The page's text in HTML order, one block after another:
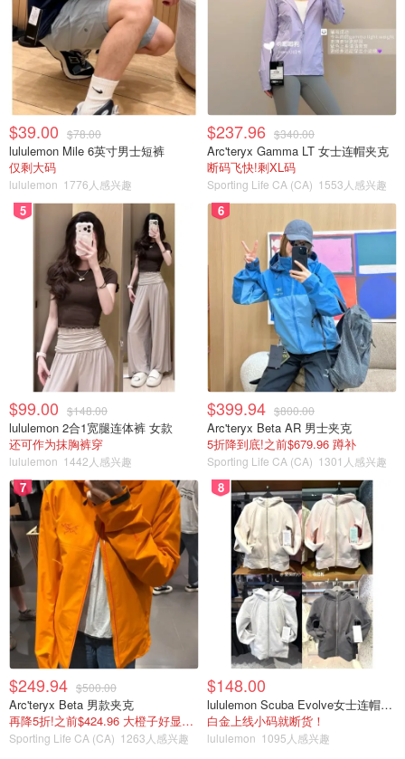
OOTD
上衣：
J.Crew卫衣
内搭：无牌白衬衫
裙子：
H&M
鞋子： Manolo Blahnik 莫罗·伯拉尼克
3⃣️
$39.00 $78.00
lululemon Mile 6英寸男士短裤
仅剩大码
lululemon 1776人感兴趣
$237.96 $340.00
Arc'teryx Gamma LT 女士连帽夹克
断码飞快!剩XL码
Sporting Life CA (CA) 1553人感兴趣
5
$99.00 $148.00
lululemon 2合1宽腿连体裤 女款
还可作为抹胸裤穿
lululemon 1442人感兴趣
6
$399.94 $800.00
Arc'teryx Beta AR 男士夹克
5折降到底!之前$679.96 蹲补
Sporting Life CA (CA) 1301人感兴趣
7
$249.94 $500.00
Arc'teryx Beta 男款夹克
再降5折!之前$424.96 大橙子好显白 蹲补
Sporting Life CA (CA) 1263人感兴趣
8
$148.00
lululemon Scuba Evolve女士连帽卫衣 全拉链
白金上线小码就断货！
lululemon 1095人感兴趣